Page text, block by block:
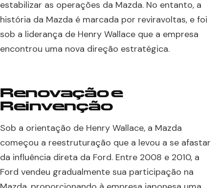
estabilizar as operações da Mazda. No entanto, a
história da Mazda é marcada por reviravoltas, e foi
sob a liderança de Henry Wallace que a empresa
encontrou uma nova direção estratégica.
Renovação e
Reinvenção
Sob a orientação de Henry Wallace, a Mazda
começou a reestruturação que a levou a se afastar
da influência direta da Ford. Entre 2008 e 2010, a
Ford vendeu gradualmente sua participação na